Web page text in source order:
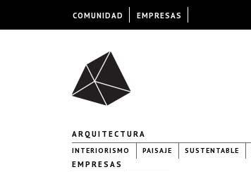
ARQUITECTURA
INTERIORISMO PAISAJE SUSTENTABLE
EMPRESAS
COMUNIDAD EMPRESAS